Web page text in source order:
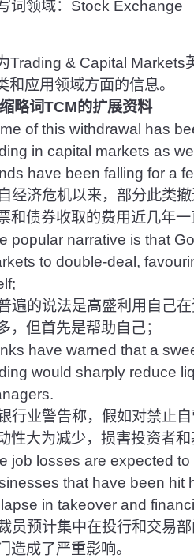
词领域：Stock Exchange
Trading & Capital Markets
和应用领域方面的信息。
略词TCM的扩展资料
of this withdrawal has
in capital markets as
have been falling for a
经济危机以来，部分此类撤
和债券收取的费用近几年一
popular narrative is that
to double-deal,
遍的说法是高盛利用自己在
，但首先是帮助自己；
have warned that a
would sharply reduce
行业警告称，假如对禁止自
性大为减少，损害投资者和
job losses are expected
that have been hit
in takeover and
员预计集中在投行和交易
造成了严重影响。